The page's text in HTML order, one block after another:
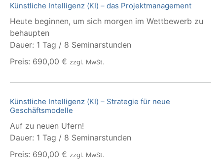
Künstliche Intelligenz (KI) – das Projektmanagement
Heute beginnen, um sich morgen im Wettbewerb zu
behaupten
Dauer: 1 Tag / 8 Seminarstunden
Preis: 690,00 € zzgl. MwSt.
Künstliche Intelligenz (KI) – Strategie für neue
Geschäftsmodelle
Auf zu neuen Ufern!
Dauer: 1 Tag / 8 Seminarstunden
Preis: 690,00 € zzgl. MwSt.